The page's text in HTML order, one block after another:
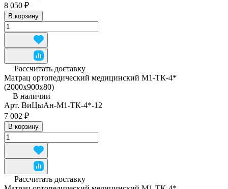
8 050 ₽
В корзину
Рассчитать доставку
Матрац ортопедический медицинский М1-ТК-4*
(2000x900x80)
В наличии
Арт. ВиЦыАн-М1-ТК-4*-12
7 002 ₽
В корзину
Рассчитать доставку